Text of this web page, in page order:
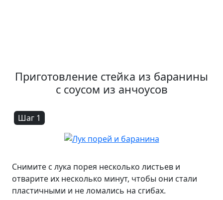
Приготовление стейка из баранины
с соусом из анчоусов
Шаг 1
Снимите с лука порея несколько листьев и
отварите их несколько минут, чтобы они стали
пластичными и не ломались на сгибах.